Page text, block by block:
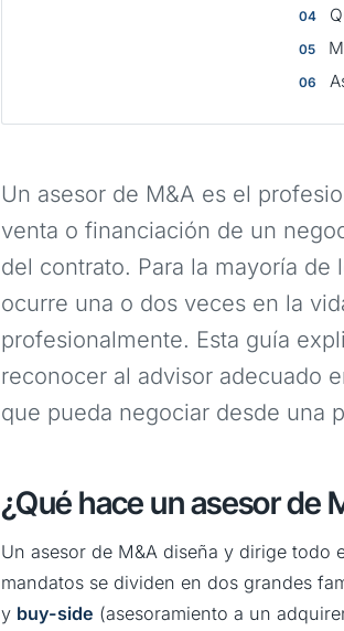
Un asesor de M&A es el
venta o financiación de un
del contrato. Para la mayoría
ocurre una o dos veces en la
profesionalmente. Esta guía
reconocer al advisor adecuado
que pueda negociar desde una
¿Qué hace un asesor de
Un asesor de M&A diseña y dirige
mandatos se dividen en dos grandes
y buy-side (asesoramiento a un